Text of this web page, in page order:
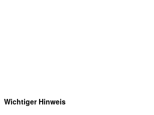
Wichtiger Hinweis